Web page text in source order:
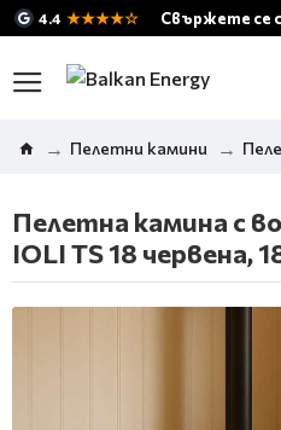
4.4 ★★★★☆ Свържете се с
Пелетни камини
Пелетна камина с
IOLI TS 18 червена,